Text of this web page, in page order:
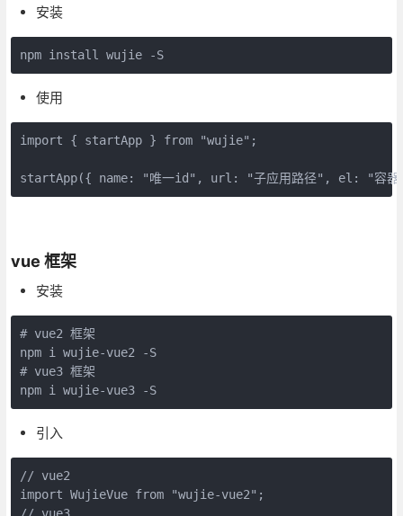
安装
npm install wujie -S
使用
import { startApp } from "wujie";
startApp({ name: "唯一id", url: "子应用路径", el: "容
vue 框架
安装
# vue2 框架
npm i wujie-vue2 -S
# vue3 框架
npm i wujie-vue3 -S
引入
// vue2
import WujieVue from "wujie-vue2";
// vue3